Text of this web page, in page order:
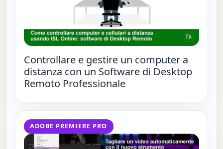
Controllare e gestire un computer a
distanza con un Software di Desktop
Remoto Professionale
ADOBE PREMIERE PRO